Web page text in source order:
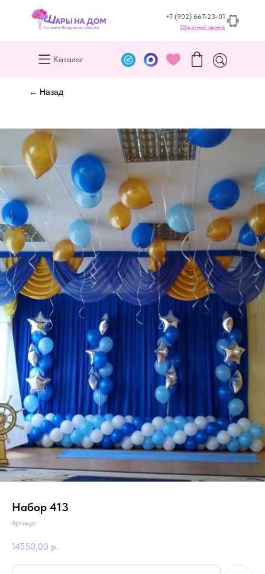
+7 (902) 667-23-01
Обратный звонок
Каталог
← Назад
Набор 413
Артикул:
14550,00 р.